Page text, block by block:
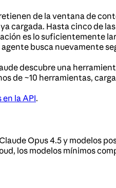
de la ventana de
cargada. Hasta cinco de
es lo suficientemente
busca nuevamente
descubre una
de ~10 herramientas,
la API.
Opus 4.5 y modelos
los modelos mínimos